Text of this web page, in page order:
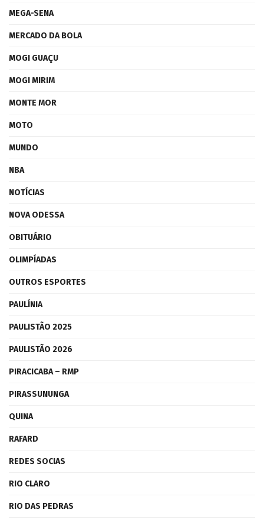
MEGA-SENA
MERCADO DA BOLA
MOGI GUAÇU
MOGI MIRIM
MONTE MOR
MOTO
MUNDO
NBA
NOTÍCIAS
NOVA ODESSA
OBITUÁRIO
OLIMPÍADAS
OUTROS ESPORTES
PAULÍNIA
PAULISTÃO 2025
PAULISTÃO 2026
PIRACICABA – RMP
PIRASSUNUNGA
QUINA
RAFARD
REDES SOCIAS
RIO CLARO
RIO DAS PEDRAS